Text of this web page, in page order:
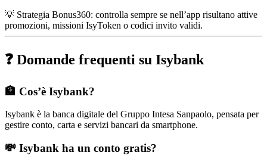
💡 Strategia Bonus360: controlla sempre se nell’app risultano attive
promozioni, missioni IsyToken o codici invito validi.
❓ Domande frequenti su Isybank
🏦 Cos’è Isybank?
Isybank è la banca digitale del Gruppo Intesa Sanpaolo, pensata per
gestire conto, carta e servizi bancari da smartphone.
💸 Isybank ha un conto gratis?